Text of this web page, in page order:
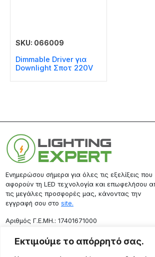
Εκτιμούμε το απόρρητό σας.
SKU: 066009
Dimmable Driver για
Downlight Σποτ 220V
Ενημερώσου σήμερα για όλες τις εξελίξεις που
αφορούν τη LED τεχνολογία και επωφελήσου
τις μεγάλες προσφορές μας, κάνοντας την
εγγραφή σου στο site.
Aριθμός Γ.Ε.ΜΗ.: 17401671000
Επικοινωνία